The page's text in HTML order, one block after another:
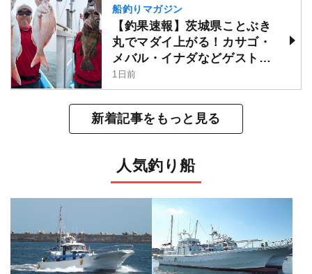
船釣りマガジン
【釣果速報】茨城県ことぶき
丸でマダイ上がる！カサゴ・
メバル・イナダなどゲストも
多種多様！充実の釣行をお約
束します！
1日前
新着記事をもっと見る
人気釣り船